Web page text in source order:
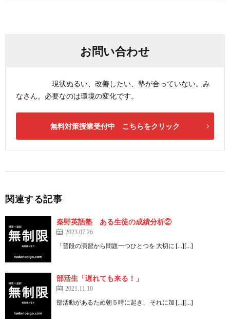
お問い合わせ
現状ぬるい、改善したい、塾が合っていない。み
なさん。必要なのは環境の変化です。
無料対策授業受付中 こちらをクリック
関連する記事
秦野英語塾 ある生徒の成績分析②
2023.07.26
「普段の演習から問題一つひとつを 大切に […][…]
部活生「遅れても来る！」
2021.11.10
部活動があるため朝５時に起き、 それに加 […][…]